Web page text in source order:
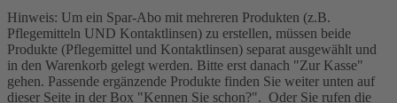
Hinweis: Um ein Spar-Abo mit mehreren Produkten (z.B.
Pflegemitteln UND Kontaktlinsen) zu erstellen, müssen beide
Produkte (Pflegemittel und Kontaktlinsen) separat ausgewählt und
in den Warenkorb gelegt werden. Bitte erst danach "Zur Kasse"
gehen. Passende ergänzende Produkte finden Sie weiter unten auf
dieser Seite in der Box "Kennen Sie schon?". Oder Sie rufen die